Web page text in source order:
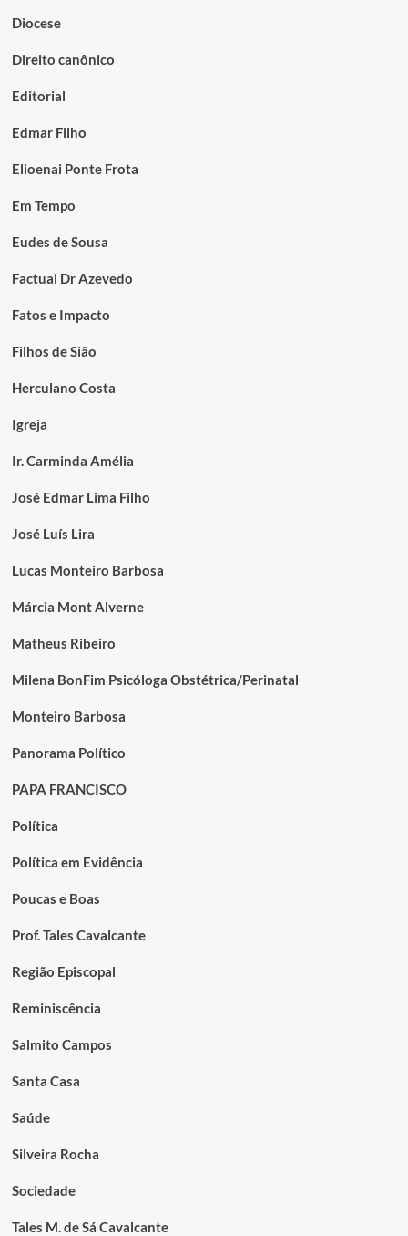
Diocese
Direito canônico
Editorial
Edmar Filho
Elioenai Ponte Frota
Em Tempo
Eudes de Sousa
Factual Dr Azevedo
Fatos e Impacto
Filhos de Sião
Herculano Costa
Igreja
Ir. Carminda Amélia
José Edmar Lima Filho
José Luís Lira
Lucas Monteiro Barbosa
Márcia Mont Alverne
Matheus Ribeiro
Milena BonFim Psicóloga Obstétrica/Perinatal
Monteiro Barbosa
Panorama Político
PAPA FRANCISCO
Política
Política em Evidência
Poucas e Boas
Prof. Tales Cavalcante
Região Episcopal
Reminiscência
Salmito Campos
Santa Casa
Saúde
Silveira Rocha
Sociedade
Tales M. de Sá Cavalcante